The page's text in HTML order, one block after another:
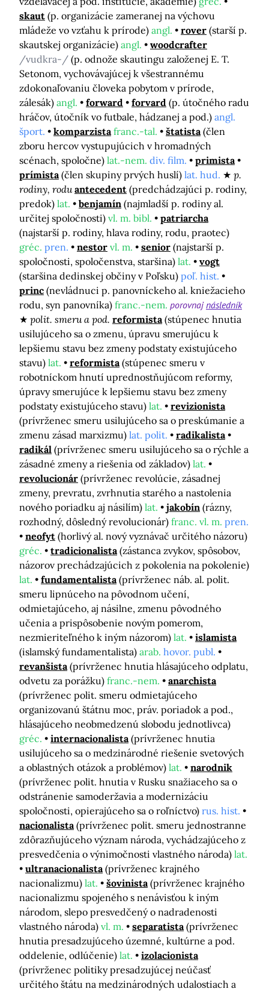
skaut (p. organizácie zameranej na výchovu
mládeže vo vzťahu k prírode) angl. rover (starší p.
skautskej organizácie) angl.
woodcrafter
/vudkra-/ (p. odnože skautingu založenej E. T.
Setonom, vychovávajúcej k všestrannému
zdokonaľovaniu človeka pobytom v prírode,
zálesák) angl. forward forvard (p. útočného radu
hráčov, útočník vo futbale, hádzanej a pod.) angl.
šport.
komparzista franc.-tal. štatista (člen
zboru hercov vystupujúcich v hromadných
scénach, spoločne) lat.-nem. div. film.
primista
prímista (člen skupiny prvých huslí) lat. hud.
p.
rodiny, rodu antecedent (predchádzajúci p. rodiny,
predok) lat. benjamín (najmladší p. rodiny al.
určitej spoločnosti) vl. m. bibl.
patriarcha
(najstarší p. rodiny, hlava rodiny, rodu, praotec)
gréc. pren. nestor vl. m. senior (najstarší p.
spoločnosti, spoločenstva, staršina) lat.
vogt
(staršina dedinskej občiny v Poľsku) poľ. hist.
princ (nevládnuci p. panovníckeho al. kniežacieho
rodu, syn panovníka) franc.-nem. porovnajnásledník
polit. smeru a pod. reformista (stúpenec hnutia
usilujúceho sa o zmenu, úpravu smerujúcu k
lepšiemu stavu bez zmeny podstaty existujúceho
stavu) lat. reformista (stúpenec smeru v
robotníckom hnutí uprednostňujúcom reformy,
úpravy smerujúce k lepšiemu stavu bez zmeny
podstaty existujúceho stavu) lat.
revizionista
(prívrženec smeru usilujúceho sa o preskúmanie a
zmenu zásad marxizmu) lat. polit.
radikalista
radikál (prívrženec smeru usilujúceho sa o rýchle a
zásadné zmeny a riešenia od základov) lat.
revolucionár (prívrženec revolúcie, zásadnej
zmeny, prevratu, zvrhnutia starého a nastolenia
nového poriadku aj násilím) lat. jakobín (rázny,
rozhodný, dôsledný revolucionár) franc. vl. m. pren.
neofyt (horlivý al. nový vyznávač určitého názoru)
gréc.
tradicionalista (zástanca zvykov, spôsobov,
názorov prechádzajúcich z pokolenia na pokolenie)
lat.
fundamentalista (prívrženec náb. al. polit.
smeru lipnúceho na pôvodnom učení,
odmietajúceho, aj násilne, zmenu pôvodného
učenia a prispôsobenie novým pomerom,
nezmieriteľného k iným názorom) lat.
islamista
(islamský fundamentalista) arab. hovor. publ.
revanšista (prívrženec hnutia hlásajúceho odplatu,
odvetu za porážku) franc.-nem.
anarchista
(prívrženec polit. smeru odmietajúceho
organizovanú štátnu moc, práv. poriadok a pod.,
hlásajúceho neobmedzenú slobodu jednotlivca)
gréc.
internacionalista (prívrženec hnutia
usilujúceho sa o medzinárodné riešenie svetových
a oblastných otázok a problémov) lat.
narodnik
(prívrženec polit. hnutia v Rusku snažiaceho sa o
odstránenie samoderžavia a modernizáciu
spoločnosti, opierajúceho sa o roľníctvo) rus. hist.
nacionalista (prívrženec polit. smeru jednostranne
zdôrazňujúceho význam národa, vychádzajúceho z
presvedčenia o výnimočnosti vlastného národa) lat.
ultranacionalista (prívrženec krajného
nacionalizmu) lat. šovinista (prívrženec krajného
nacionalizmu spojeného s nenávisťou k iným
národom, slepo presvedčený o nadradenosti
vlastného národa) vl. m. separatista (prívrženec
hnutia presadzujúceho územné, kultúrne a pod.
oddelenie, odlúčenie) lat.
izolacionista
(prívrženec politiky presadzujúcej neúčasť
určitého štátu na medzinárodných udalostiach a